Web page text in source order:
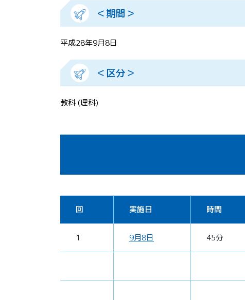
＜期間＞
平成28年9月8日
＜区分＞
教科 (理科)
回 実施日 時間
1 9月8日 45分